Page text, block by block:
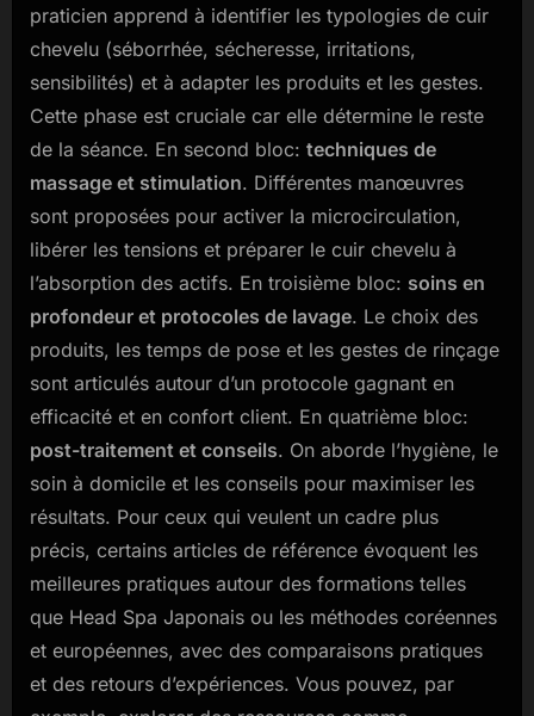
praticien apprend à identifier les typologies de cuir
chevelu (séborrhée, sécheresse, irritations,
sensibilités) et à adapter les produits et les gestes.
Cette phase est cruciale car elle détermine le reste
de la séance. En second bloc: techniques de
massage et stimulation. Différentes manœuvres
sont proposées pour activer la microcirculation,
libérer les tensions et préparer le cuir chevelu à
l’absorption des actifs. En troisième bloc: soins en
profondeur et protocoles de lavage. Le choix des
produits, les temps de pose et les gestes de rinçage
sont articulés autour d’un protocole gagnant en
efficacité et en confort client. En quatrième bloc:
post-traitement et conseils. On aborde l’hygiène, le
soin à domicile et les conseils pour maximiser les
résultats. Pour ceux qui veulent un cadre plus
précis, certains articles de référence évoquent les
meilleures pratiques autour des formations telles
que Head Spa Japonais ou les méthodes coréennes
et européennes, avec des comparaisons pratiques
et des retours d’expériences. Vous pouvez, par